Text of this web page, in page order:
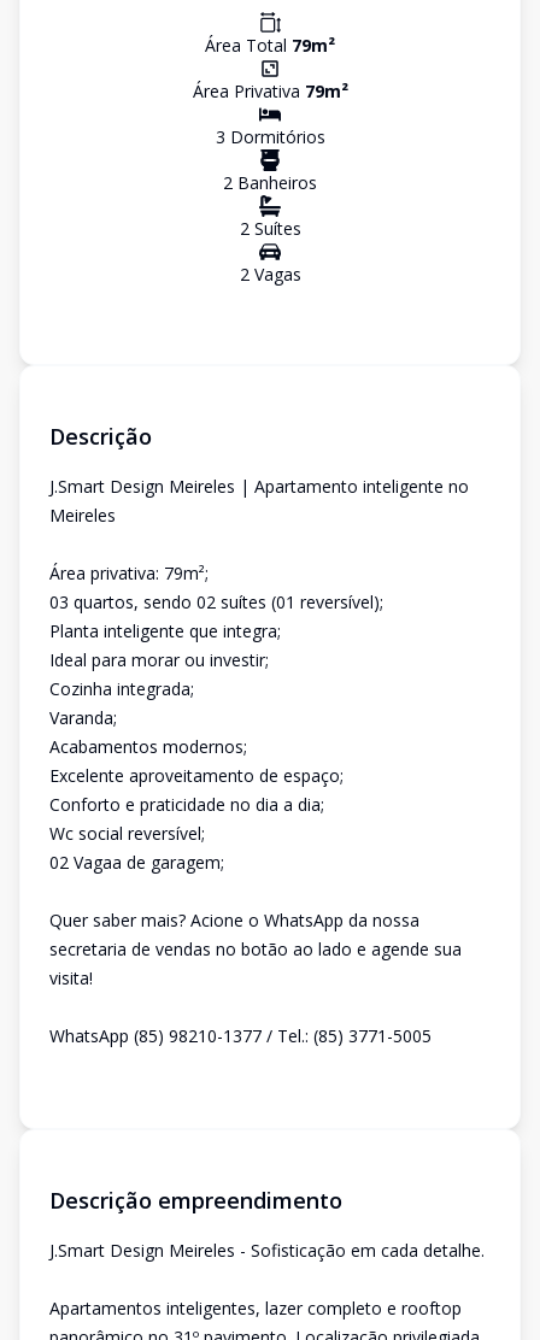
Área Total 79m²
Área Privativa 79m²
3 Dormitórios
2 Banheiros
2Suítes
2Vagas
Descrição
J.Smart Design Meireles | Apartamento inteligente no
Meireles
Área privativa: 79m²;
03 quartos, sendo 02 suítes (01 reversível);
Planta inteligente que integra;
Ideal para morar ou investir;
Cozinha integrada;
Varanda;
Acabamentos modernos;
Excelente aproveitamento de espaço;
Conforto e praticidade no dia a dia;
Wc social reversível;
02 Vagaa de garagem;
Quer saber mais? Acione o WhatsApp da nossa
secretaria de vendas no botão ao lado e agende sua
visita!
WhatsApp (85) 98210-1377 / Tel.: (85) 3771-5005
Descrição empreendimento
J.Smart Design Meireles - Sofisticação em cada detalhe.
Apartamentos inteligentes, lazer completo e rooftop